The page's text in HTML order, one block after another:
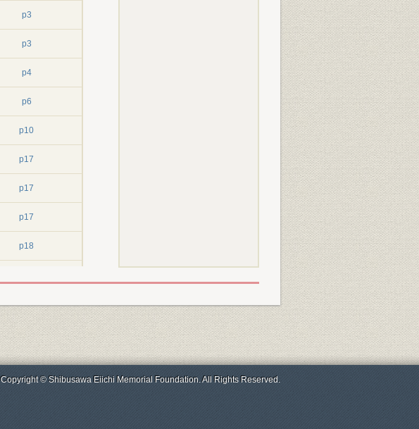
p3
p3
p4
p6
p10
p17
p17
p17
p18
p22
p22
p25
Copyright © Shibusawa Eiichi Memorial Foundation. All Rights Reserved.